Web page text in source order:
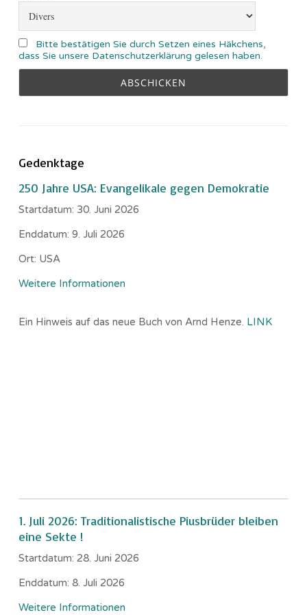
Bitte bestätigen Sie durch Setzen eines Häkchens,
dass Sie unsere Datenschutzerklärung gelesen haben.
Gedenktage
250 Jahre USA: Evangelikale gegen Demokratie
Startdatum: 30. Juni 2026
Enddatum: 9. Juli 2026
Ort: USA
Weitere Informationen
Ein Hinweis auf das neue Buch von Arnd Henze. LINK
1. Juli 2026: Traditionalistische Piusbrüder bleiben
eine Sekte !
Startdatum: 28. Juni 2026
Enddatum: 8. Juli 2026
Weitere Informationen